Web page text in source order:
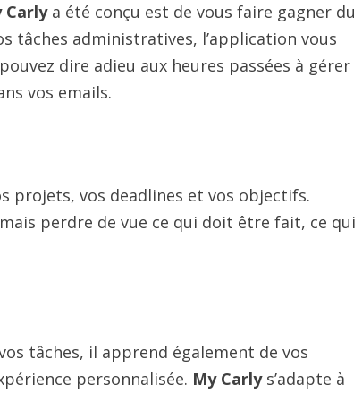
Carlya été conçu est de vous faire gagner du
tâches administratives, l’application vous
dire adieu aux heures passées à gérer
vos emails.
projets, vos deadlines et vos objectifs.
perdre de vue ce qui doit être fait, ce qui
tâches, il apprend également de vos
personnalisée. My Carlys’adapte à